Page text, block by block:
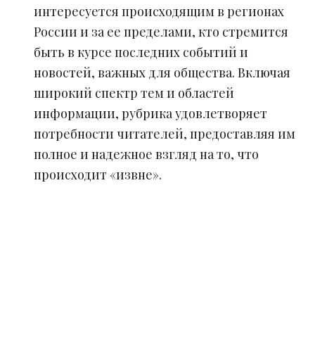
интересуется происходящим в регионах
России и за ее пределами, кто стремится
быть в курсе последних событий и
новостей, важных для общества. Включая
широкий спектр тем и областей
информации, рубрика удовлетворяет
потребности читателей, предоставляя им
полное и надежное взгляд на то, что
происходит «извне».